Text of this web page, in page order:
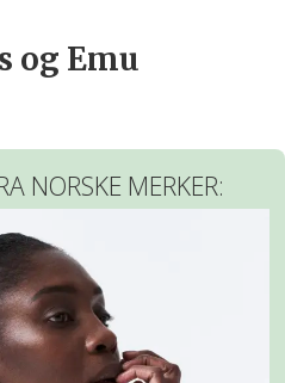
og Emu
NORSKE MERKER: